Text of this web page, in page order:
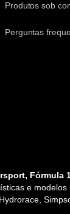
Produtos sob
Perguntas
Fórmula
e